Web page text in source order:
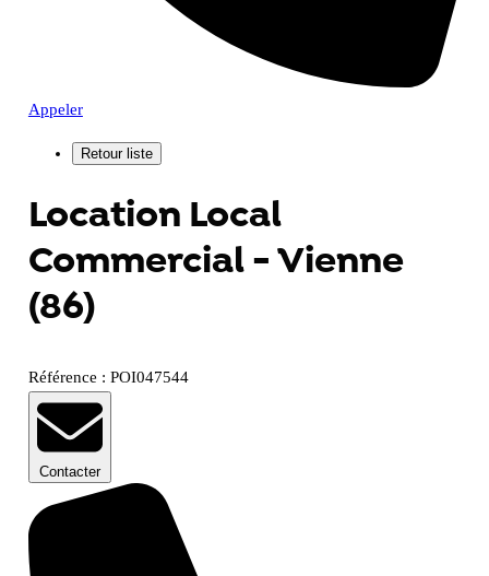
Appeler
Location Local
Commercial - Vienne
(86)
Référence : POI047544
Contacter